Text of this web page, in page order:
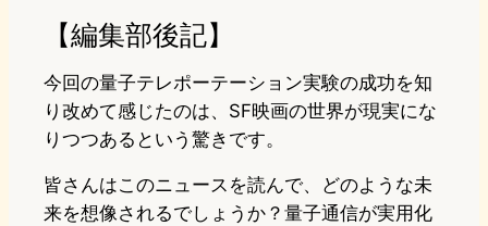
【編集部後記】
今回の量子テレポーテーション実験の成功を知
り改めて感じたのは、SF映画の世界が現実にな
りつつあるという驚きです。
皆さんはこのニュースを読んで、どのような未
来を想像されるでしょうか？量子通信が実用化